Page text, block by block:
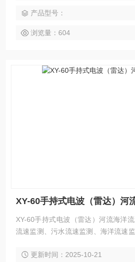
产品型号：
浏览量：604
XY-60手持式电波（雷达）河
XY-60手持式电波（雷达）河流海洋
流速监测、污水流速监测、海洋流速
更新时间：2025-10-21